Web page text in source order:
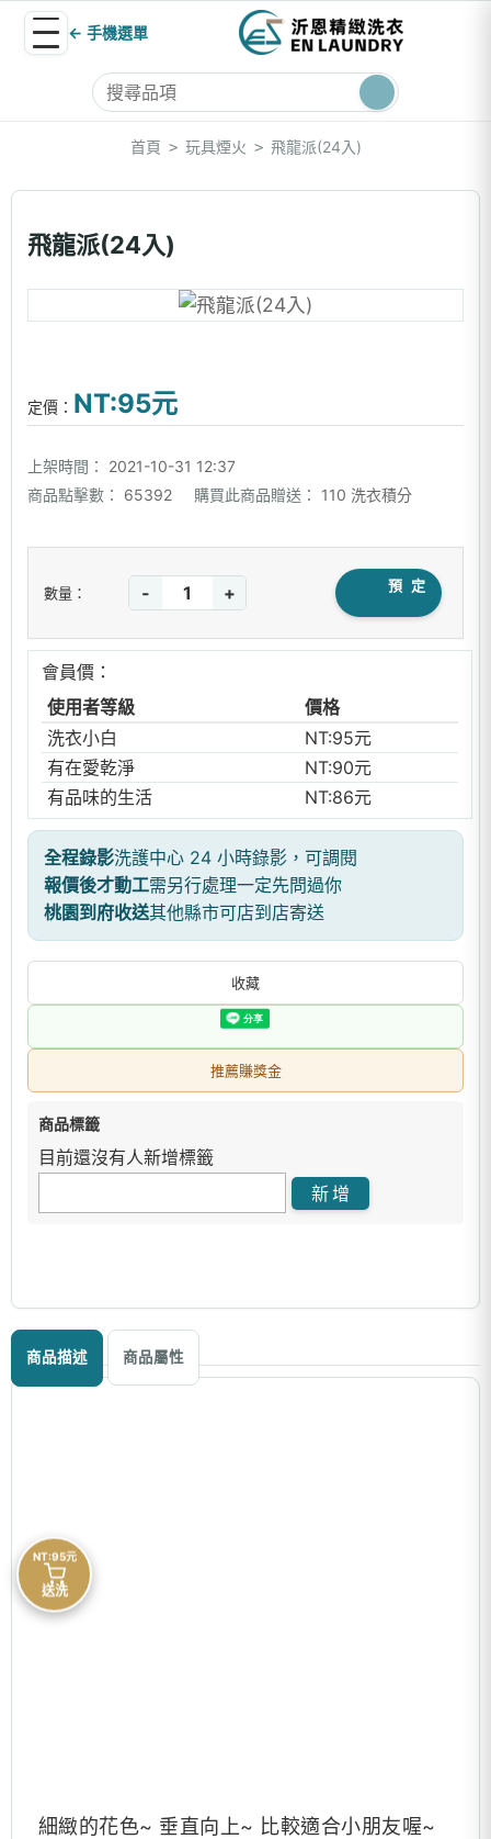
← 手機選單
首頁 > 玩具煙火 > 飛龍派(24入)
飛龍派(24入)
定價： NT:95元
上架時間：
2021-10-31 12:37
商品點擊數：
65392 購買此商品贈送： 110 洗衣積分
數量： - + 預 定
會員價：
使用者等級
價格
洗衣小白
NT:95元
有在愛乾淨
NT:90元
有品味的生活
NT:86元
全程錄影洗護中心 24 小時錄影，可調閱
報價後才動工需另行處理一定先問過你
桃園到府收送其他縣市可店到店寄送
收藏
推薦賺獎金
商品標籤
目前還沒有人新增標籤
商品描述 商品屬性
細緻的花色~ 垂直向上~ 比較適合小朋友喔~
NT:95元
送洗